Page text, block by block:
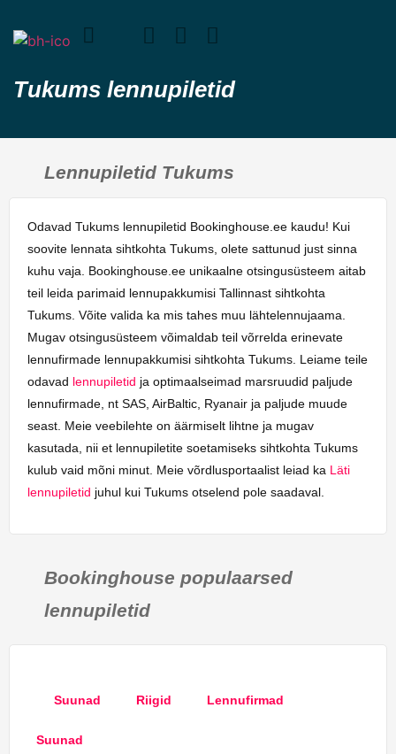
Tukums lennupiletid
Lennupiletid Tukums
Odavad Tukums lennupiletid Bookinghouse.ee kaudu! Kui
soovite lennata sihtkohta Tukums, olete sattunud just sinna
kuhu vaja. Bookinghouse.ee unikaalne otsingusüsteem aitab
teil leida parimaid lennupakkumisi Tallinnast sihtkohta
Tukums. Võite valida ka mis tahes muu lähtelennujaama.
Mugav otsingusüsteem võimaldab teil võrrelda erinevate
lennufirmade lennupakkumisi sihtkohta Tukums. Leiame teile
odavad lennupiletid ja optimaalseimad marsruudid paljude
lennufirmade, nt SAS, AirBaltic, Ryanair ja paljude muude
seast. Meie veebilehte on äärmiselt lihtne ja mugav
kasutada, nii et lennupiletite soetamiseks sihtkohta Tukums
kulub vaid mõni minut. Meie võrdlusportaalist leiad ka Läti
lennupiletid juhul kui Tukums otselend pole saadaval.
Bookinghouse populaarsed
lennupiletid
Suunad Riigid Lennufirmad
Suunad